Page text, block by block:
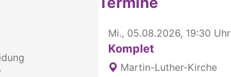
Mi., 05.08.2026, 19:30 Uhr
Komplet
Martin-Luther-Kirche